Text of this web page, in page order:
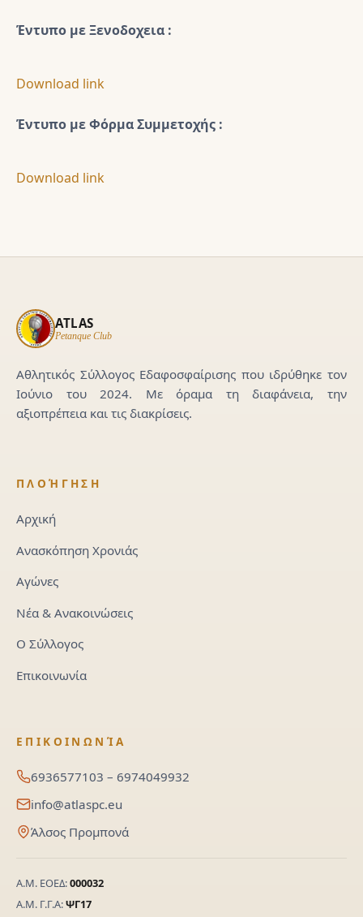
Έντυπο με Ξενοδοχεια :
Download link
Έντυπο με Φόρμα Συμμετοχής :
Download link
ATLAS
Petanque Club
Αθλητικός Σύλλογος Εδαφοσφαίρισης που ιδρύθηκε τον
Ιούνιο του 2024. Με όραμα τη διαφάνεια, την
αξιοπρέπεια και τις διακρίσεις.
ΠΛΟΉΓΗΣΗ
Αρχική
Ανασκόπηση Χρονιάς
Αγώνες
Νέα & Ανακοινώσεις
Ο Σύλλογος
Επικοινωνία
ΕΠΙΚΟΙΝΩΝΊΑ
6936577103 – 6974049932
info@atlaspc.eu
Άλσος Προμπονά
Α.Μ. ΕΟΕΔ:000032
Α.Μ. Γ.Γ.Α:ΨΓ17